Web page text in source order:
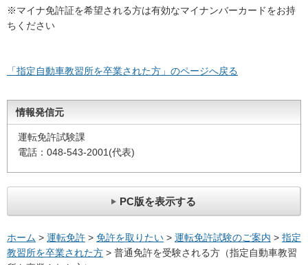
※マイナ免許証を希望される方は有効なマイナンバーカードをお持
ちください
「指定自動車教習所を卒業された方」のページへ戻る
情報発信元
運転免許試験課
電話：048-543-2001(代表)
PC版を表示する
ホーム > 運転免許 > 免許を取りたい > 運転免許試験のご案内 > 指定
教習所を卒業された方 > 普通免許を受験される方（指定自動車教習